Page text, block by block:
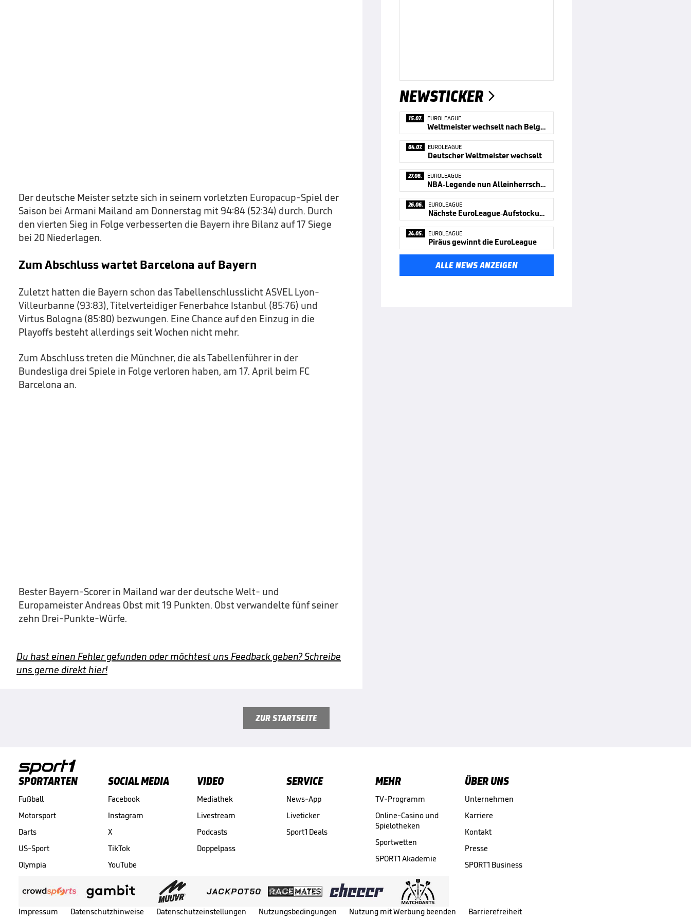
Der deutsche Meister setzte sich in seinem vorletzten Europacup-Spiel der
Saison bei Armani Mailand am Donnerstag mit 94:84 (52:34) durch. Durch
den vierten Sieg in Folge verbesserten die Bayern ihre Bilanz auf 17 Siege
bei 20 Niederlagen.
Zum Abschluss wartet Barcelona auf Bayern
Zuletzt hatten die Bayern schon das Tabellenschlusslicht ASVEL Lyon-
Villeurbanne (93:83), Titelverteidiger Fenerbahce Istanbul (85:76) und
Virtus Bologna (85:80) bezwungen. Eine Chance auf den Einzug in die
Playoffs besteht allerdings seit Wochen nicht mehr.
Zum Abschluss treten die Münchner, die als Tabellenführer in der
Bundesliga drei Spiele in Folge verloren haben, am 17. April beim FC
Barcelona an.
Bester Bayern-Scorer in Mailand war der deutsche Welt- und
Europameister Andreas Obst mit 19 Punkten. Obst verwandelte fünf seiner
zehn Drei-Punkte-Würfe.
Du hast einen Fehler gefunden oder möchtest uns Feedback geben? Schreibe
uns gerne direkt hier!
NEWSTICKER 
15.07. EUROLEAGUE
Weltmeister wechselt nach Belgrad
04.07. EUROLEAGUE
Deutscher Weltmeister wechselt
27.06. EUROLEAGUE
NBA-Legende nun Alleinherrscher
26.06. EUROLEAGUE
Nächste EuroLeague-Aufstockung geplant
24.05. EUROLEAGUE
Piräus gewinnt die EuroLeague
ALLE NEWS ANZEIGEN
ZUR STARTSEITE
SPORTARTEN
Fußball
Motorsport
Darts
US-Sport
Olympia
SOCIAL MEDIA
Facebook
Instagram
X
TikTok
YouTube
VIDEO
Mediathek
Livestream
Podcasts
Doppelpass
SERVICE
News-App
Liveticker
Sport1 Deals
MEHR
TV-Programm
Online-Casino und
Spielotheken
Sportwetten
SPORT1 Akademie
ÜBER UNS
Unternehmen
Karriere
Kontakt
Presse
SPORT1 Business
Impressum Datenschutzhinweise Datenschutzeinstellungen Nutzungsbedingungen Nutzung mit Werbung beenden Barrierefreiheit